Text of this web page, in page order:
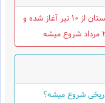
امیرعلی پارسا - سلام. امیرعلی جان کلاسهای تابستان از 10 تیر آغاز شده و
شروع میشه؟